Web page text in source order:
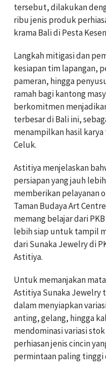
tersebut, dilakukan
ribu jenis produk
krama Bali di Pesta
Langkah mitigasi dan
kesiapan tim lapangan,
pameran, hingga
ramah bagi kantong
berkomitmen
terbesar di Bali ini,
menampilkan hasil
Celuk.
Astitiya menjelaskan
persiapan yang jauh
memberikan pelayanan
Taman Budaya Art
memang belajar dari
lebih siap untuk tampil
dari Sunaka Jewelry di
Astitiya.
Untuk memanjakan
Astitiya Sunaka
dalam menyiapkan
anting, gelang, hingga
mendominasi variasi
perhiasan jenis cincin
permintaan paling tinggi